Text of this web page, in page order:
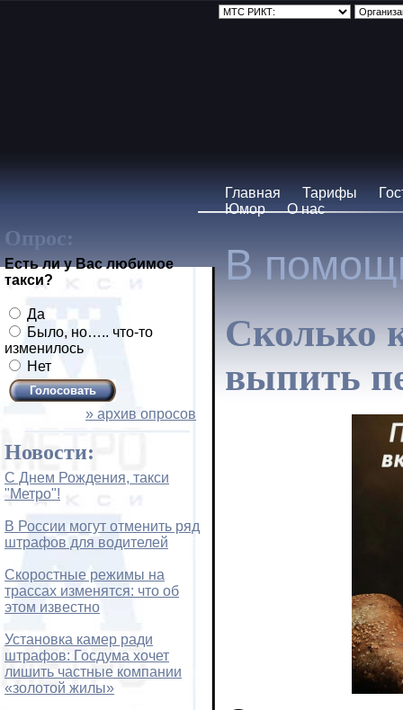
Главная Тарифы
Юмор
О нас
Опрос:
Есть ли у Вас любимое
такси?
Да
Было, но….. что-то
изменилось
Нет
» архив опросов
Новости:
С Днем Рождения, такси
"Метро"!
В России могут отменить ряд
штрафов для водителей
Скоростные режимы на
трассах изменятся: что об
этом известно
Установка камер ради
штрафов: Госдума хочет
лишить частные компании
«золотой жилы»
В
Сколько
выпить